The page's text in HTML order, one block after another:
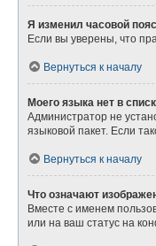
Я изменил часовой
Если вы уверены, что
Вернуться к началу
Моего языка нет в
Администратор не
языковой пакет. Если
Вернуться к началу
Что означают
Вместе с именем
или на ваш статус на